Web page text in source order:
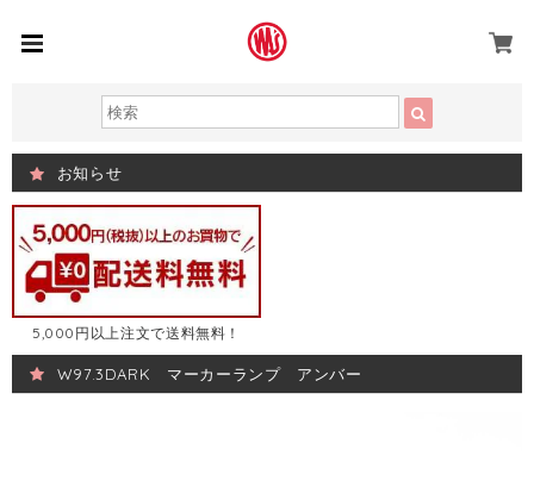
お知らせ
5,000円以上注文で送料無料！
W97.3DARK マーカーランプ アンバー